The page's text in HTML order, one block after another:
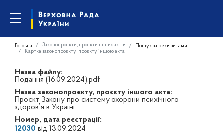
Головна Законопроєкти, проєкти інших актів
Пошук за реквізитами
Картка законопроєкту, проєкту іншого акта
Назва файлу:
Подання (16.09.2024).pdf
Назва законопроєкту, проєкту іншого акта:
Проєкт Закону про систему охорони психічного
здоровʼя в Україні
Номер, дата реєстрації:
12030 від 13.09.2024